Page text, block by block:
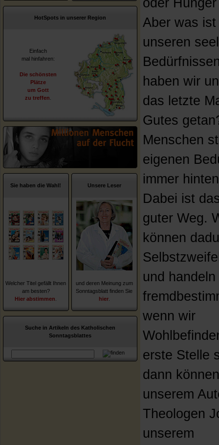
HotSpots in unserer Region
Einfach
mal hinfahren:
Die schönsten
Plätze
um Gott
zu treffen
Sie haben die Wahl!
Welcher Titel gefällt Ihnen
am besten?
Hier abstimmen
Unsere Leser
und deren Meinung zum
Sonntagsblatt finden Sie
hier
Suche in Artikeln des Katholischen
Sonntagsblattes
oder
Aber was ist
unseren
haben wir
das letzte
Gutes
Menschen
eigenen
immer
Dabei ist
guter Weg.
können
und
wenn wir
erste Stelle
dann
unserem
Theologen
unserem